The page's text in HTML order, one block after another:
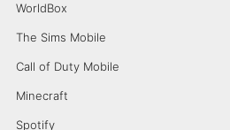
WorldBox
The Sims Mobile
Call of Duty Mobile
Minecraft
Spotify